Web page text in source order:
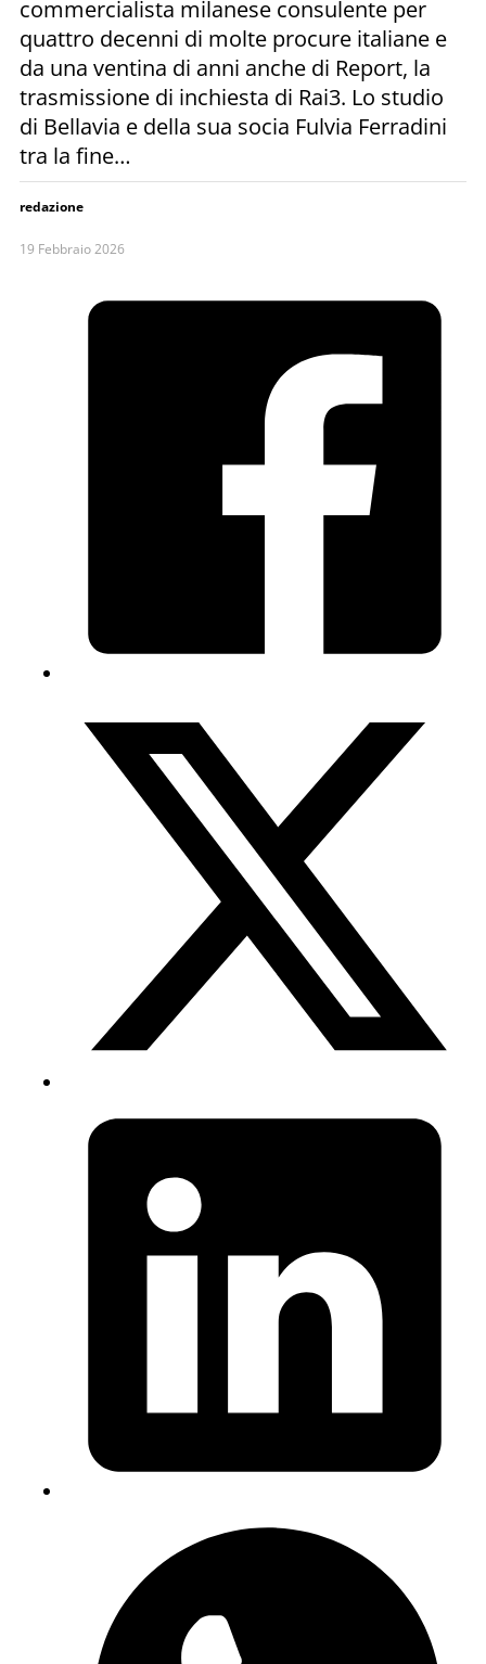
commercialista milanese consulente per
quattro decenni di molte procure italiane e
da una ventina di anni anche di Report, la
trasmissione di inchiesta di Rai3. Lo studio
di Bellavia e della sua socia Fulvia Ferradini
tra la fine…
redazione
19 Febbraio 2026